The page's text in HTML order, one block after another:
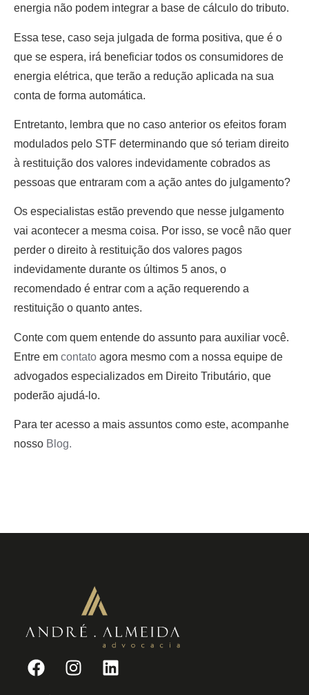
energia não podem integrar a base de cálculo do tributo.
Essa tese, caso seja julgada de forma positiva, que é o
que se espera, irá beneficiar todos os consumidores de
energia elétrica, que terão a redução aplicada na sua
conta de forma automática.
Entretanto, lembra que no caso anterior os efeitos foram
modulados pelo STF determinando que só teriam direito
à restituição dos valores indevidamente cobrados as
pessoas que entraram com a ação antes do julgamento?
Os especialistas estão prevendo que nesse julgamento
vai acontecer a mesma coisa. Por isso, se você não quer
perder o direito à restituição dos valores pagos
indevidamente durante os últimos 5 anos, o
recomendado é entrar com a ação requerendo a
restituição o quanto antes.
Conte com quem entende do assunto para auxiliar você.
Entre em contato agora mesmo com a nossa equipe de
advogados especializados em Direito Tributário, que
poderão ajudá-lo.
Para ter acesso a mais assuntos como este, acompanhe
nosso Blog.